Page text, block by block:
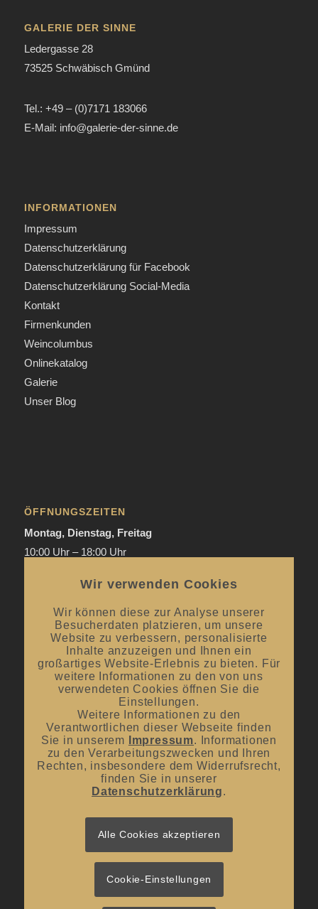
GALERIE DER SINNE
Ledergasse 28
73525 Schwäbisch Gmünd
Tel.: +49 – (0)7171 183066
E-Mail: info@galerie-der-sinne.de
INFORMATIONEN
Impressum
Datenschutzerklärung
Datenschutzerklärung für Facebook
Datenschutzerklärung Social-Media
Kontakt
Firmenkunden
Weincolumbus
Onlinekatalog
Galerie
Unser Blog
ÖFFNUNGSZEITEN
Montag, Dienstag, Freitag
10:00 Uhr – 18:00 Uhr
Mai bis September:12:00 Uhr – 20:00 Uhr / ab 18.00 Uhr
offene Verkostungen
Oktober bis April:12.00 Uhr – 18.00 Uhr
Mittwoch und Samstag
von 10:00 Uhr – 14:00 Uhr
UNSER BLOG
#donnerstagsprickelts – Lust auf eine Geschmacksexplosion?
#donnerstagsprickelts – Start ins Frühjahr
20. April 2026 - 14:36
Wir verwenden Cookies
Wir können diese zur Analyse unserer
Besucherdaten platzieren, um unsere
Website zu verbessern, personalisierte
Inhalte anzuzeigen und Ihnen ein
großartiges Website-Erlebnis zu bieten. Für
weitere Informationen zu den von uns
verwendeten Cookies öffnen Sie die
Einstellungen.
Weitere Informationen zu den
Verantwortlichen dieser Webseite finden
Sie in unserem
Impressum. Informationen
zu den Verarbeitungszwecken und Ihren
Rechten, insbesondere dem Widerrufsrecht,
finden Sie in unserer
Datenschutzerklärung.
Alle Cookies akzeptieren
Cookie-Einstellungen